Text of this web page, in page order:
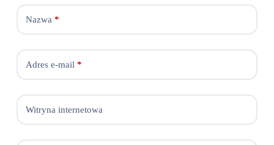
Nazwa *
Adres e-mail *
Witryna internetowa